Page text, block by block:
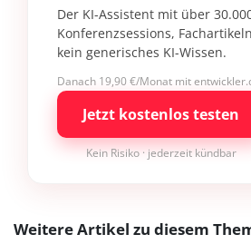
Der KI-Assistent mit über
Konferenzsessions,
kein generisches KI-Wissen.
Danach 19,90 €/Monat mit
Jetzt kostenlos testen
Kein Risiko · jederzeit kündbar
Weitere Artikel zu diesem